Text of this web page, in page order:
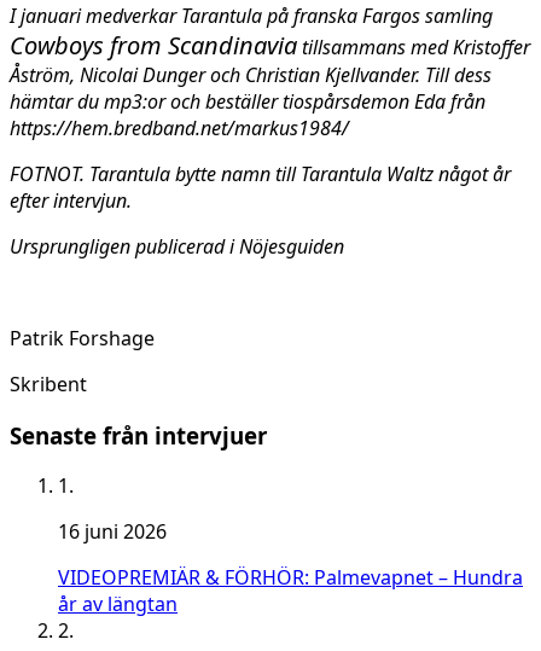
I januari medverkar Tarantula på franska Fargos samling
Cowboys from Scandinaviatillsammans med Kristoffer
Åström, Nicolai Dunger och Christian Kjellvander. Till dess
hämtar du mp3:or och beställer tiospårsdemon Eda från
https://hem.bredband.net/markus1984/
FOTNOT. Tarantula bytte namn till Tarantula Waltz något år
efter intervjun.
Ursprungligen publicerad i Nöjesguiden
Patrik Forshage
Skribent
Senaste från intervjuer
1.
16 juni 2026
VIDEOPREMIÄR & FÖRHÖR: Palmevapnet – Hundra
år av längtan
2.